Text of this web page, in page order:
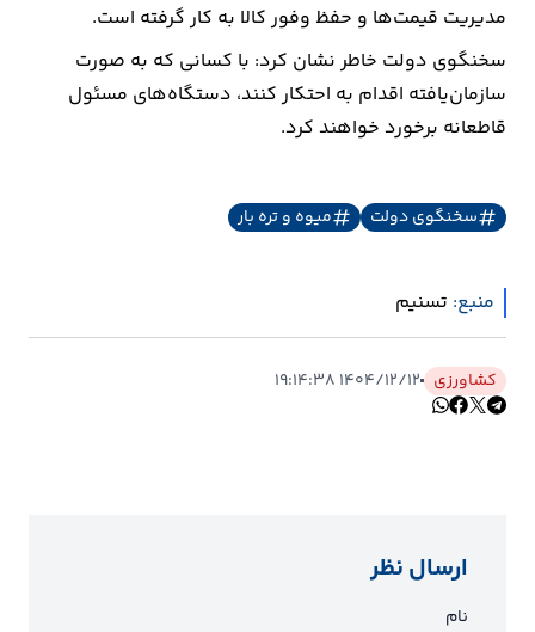
نوتیف
شناور
مدیریت قیمت‌ها و حفظ وفور کالا به کار گرفته است.‌
سخنگوی دولت خاطر نشان کرد: با کسانی که به صورت
سازمان‌یافته اقدام به احتکار کنند، دستگاه‌های مسئول
قاطعانه برخورد خواهند کرد.
سخنگوی دولت میوه و تره بار
منبع: تسنیم
کشاورزی ۱۴۰۴/۱۲/۱۲ ۱۹:۱۴:۳۸
ارسال نظر
نام